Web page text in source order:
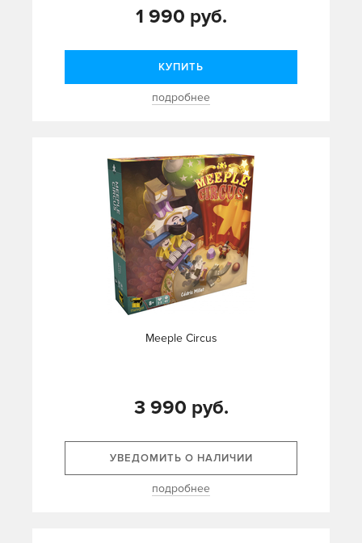
1 990 руб.
КУПИТЬ
подробнее
Meeple Circus
3 990 руб.
УВЕДОМИТЬ О НАЛИЧИИ
подробнее